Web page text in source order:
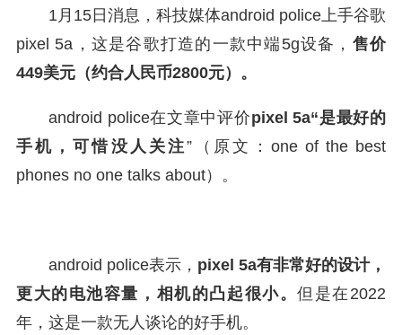
1月15日消息，科技媒体android police上手谷歌
pixel 5a，这是谷歌打造的一款中端5g设备， 售价
449美元（约合人民币2800元）。
android police在文章中评价pixel 5a“是最好的
手机，可惜没人关注”（原文：one of the best
phones no one talks about）。
android police表示， pixel 5a有非常好的设计，
更大的电池容量，相机的凸起很小。但是在2022
年，这是一款无人谈论的好手机。